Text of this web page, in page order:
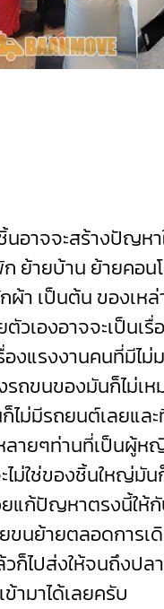
าจจะสร้างปัญหา
ย้ายบ้าน ย้ายคอน
ผ้า เป็นต้น ของเห
เองอาจจะเป็นเรื่
องแรงงานคนที่มีไ
ถขนของมันก็ไม่เห
ไม่มีรถยนต์เลยแล
ลายๆท่านที่เป็นผู้
ม่ใช่ของชิ้นใหญ่มั
แก้ปัญหาตรงนี้ให้
ขนย้ายตลอดการเ
ก็ไปส่งให้จนถึงปล
ามาได้เลยครับ